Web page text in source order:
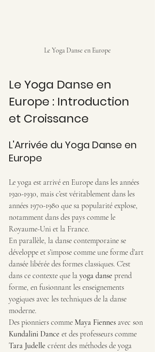
Le Yoga Danse en Europe
Le Yoga Danse en
Europe : Introduction
et Croissance
L'Arrivée du Yoga Danse en
Europe
Le yoga est arrivé en Europe dans les années
1920-1930, mais c’est véritablement dans les
années 1970-1980 que sa popularité explose,
notamment dans des pays comme le
Royaume-Uni et la France.
En parallèle, la danse contemporaine se
développe et s’impose comme une forme d’art
dansée libérée des formes classiques. C’est
dans ce contexte que la yoga danse prend
forme, en fusionnant les enseignements
yogiques avec les techniques de la danse
moderne.
Des pionniers comme Maya Fiennes avec son
Kundalini Dance et des professeurs comme
Tara Judelle créent des méthodes de yoga